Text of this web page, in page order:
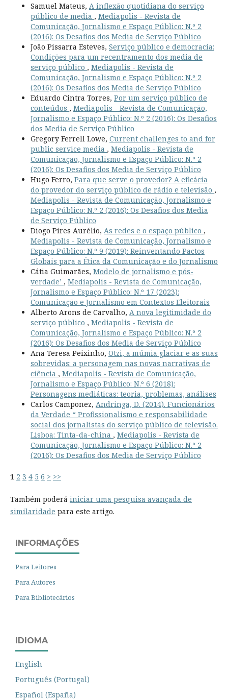
Samuel Mateus, A inflexão quotidiana do serviço
público de media , Mediapolis - Revista de
Comunicação, Jornalismo e Espaço Público: N.º 2
(2016): Os Desafios dos Media de Serviço Público
João Pissarra Esteves, Serviço público e democracia:
Condições para um recentramento dos media de
serviço público , Mediapolis - Revista de
Comunicação, Jornalismo e Espaço Público: N.º 2
(2016): Os Desafios dos Media de Serviço Público
Eduardo Cintra Torres, Por um serviço público de
conteúdos , Mediapolis - Revista de Comunicação,
Jornalismo e Espaço Público: N.º 2 (2016): Os Desafios
dos Media de Serviço Público
Gregory Ferrell Lowe, Current challenges to and for
public service media , Mediapolis - Revista de
Comunicação, Jornalismo e Espaço Público: N.º 2
(2016): Os Desafios dos Media de Serviço Público
Hugo Ferro, Para que serve o provedor? A eficácia
do provedor do serviço público de rádio e televisão ,
Mediapolis - Revista de Comunicação, Jornalismo e
Espaço Público: N.º 2 (2016): Os Desafios dos Media
de Serviço Público
Diogo Pires Aurélio, As redes e o espaço público ,
Mediapolis - Revista de Comunicação, Jornalismo e
Espaço Público: N.º 9 (2019): Reinventando Pactos
Globais para a Ética da Comunicação e do Jornalismo
Cátia Guimarães, Modelo de jornalismo e pós-
verdade’ , Mediapolis - Revista de Comunicação,
Jornalismo e Espaço Público: N.º 17 (2023):
Comunicação e Jornalismo em Contextos Eleitorais
Alberto Arons de Carvalho, A nova legitimidade do
serviço público , Mediapolis - Revista de
Comunicação, Jornalismo e Espaço Público: N.º 2
(2016): Os Desafios dos Media de Serviço Público
Ana Teresa Peixinho, Otzi, a múmia glaciar e as suas
sobrevidas: a personagem nas novas narrativas de
ciência , Mediapolis - Revista de Comunicação,
Jornalismo e Espaço Público: N.º 6 (2018):
Personagens mediáticas: teoria, problemas, análises
Carlos Camponez, Andringa, D. (2014). Funcionários
da Verdade “ Profissionalismo e responsabilidade
social dos jornalistas do serviço público de televisão.
Lisboa: Tinta-da-china , Mediapolis - Revista de
Comunicação, Jornalismo e Espaço Público: N.º 2
(2016): Os Desafios dos Media de Serviço Público
1 2 3 4 5 6 > >>
Também poderá iniciar uma pesquisa avançada de
similaridade para este artigo.
INFORMAÇÕES
Para Leitores
Para Autores
Para Bibliotecários
IDIOMA
English
Português (Portugal)
Español (España)